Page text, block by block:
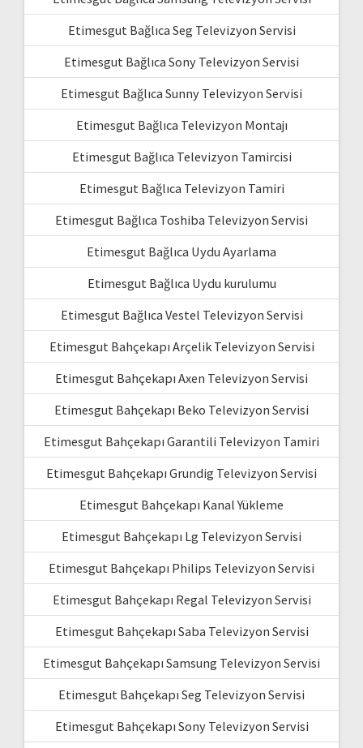
Etimesgut Bağlıca Seg Televizyon Servisi
Etimesgut Bağlıca Sony Televizyon Servisi
Etimesgut Bağlıca Sunny Televizyon Servisi
Etimesgut Bağlıca Televizyon Montajı
Etimesgut Bağlıca Televizyon Tamircisi
Etimesgut Bağlıca Televizyon Tamiri
Etimesgut Bağlıca Toshiba Televizyon Servisi
Etimesgut Bağlıca Uydu Ayarlama
Etimesgut Bağlıca Uydu kurulumu
Etimesgut Bağlıca Vestel Televizyon Servisi
Etimesgut Bahçekapı Arçelik Televizyon Servisi
Etimesgut Bahçekapı Axen Televizyon Servisi
Etimesgut Bahçekapı Beko Televizyon Servisi
Etimesgut Bahçekapı Garantili Televizyon Tamiri
Etimesgut Bahçekapı Grundig Televizyon Servisi
Etimesgut Bahçekapı Kanal Yükleme
Etimesgut Bahçekapı Lg Televizyon Servisi
Etimesgut Bahçekapı Philips Televizyon Servisi
Etimesgut Bahçekapı Regal Televizyon Servisi
Etimesgut Bahçekapı Saba Televizyon Servisi
Etimesgut Bahçekapı Samsung Televizyon Servisi
Etimesgut Bahçekapı Seg Televizyon Servisi
Etimesgut Bahçekapı Sony Televizyon Servisi